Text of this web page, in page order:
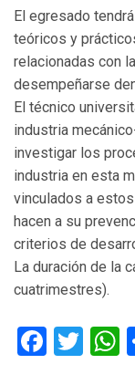
El egresado
teóricos y
relacionadas con
desempeñarse
El técnico
industria
investigar los
industria en esta
vinculados a
hacen a su
criterios de
La duración de la
cuatrimestres).